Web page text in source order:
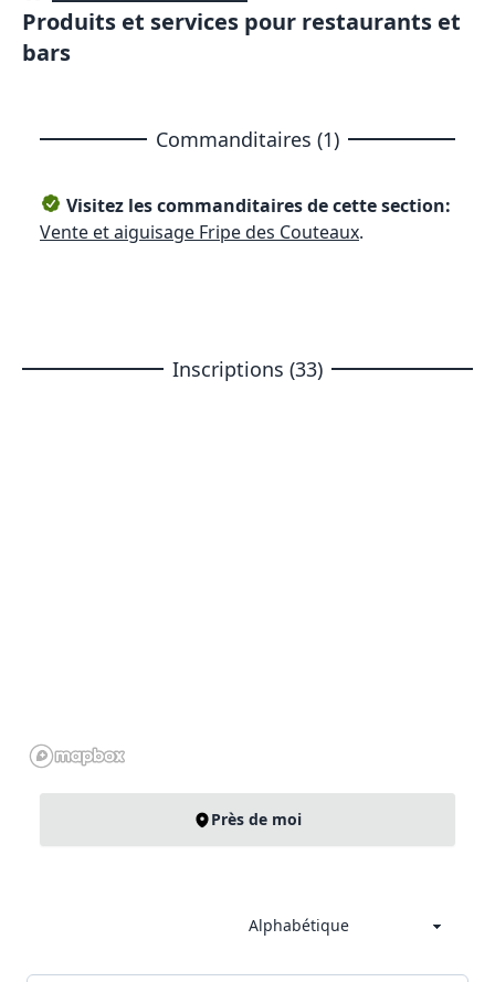
Produits et services pour restaurants et
bars
Commanditaires (1)
Visitez les commanditaires de cette section:
Vente et aiguisage Fripe des Couteaux.
Inscriptions (33)
Près de moi